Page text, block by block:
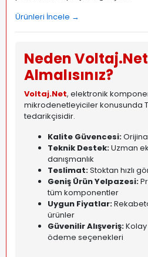
Ürünleri İncele →
Neden
Almalısınız?
Voltaj.Net, elektronik
mikrodenetleyiciler konusunda
tedarikçisidir.
Kalite Güvencesi:
Teknik Destek:Uzman
danışmanlık
Teslimat:Stoktan hızlı
Geniş Ürün Yelpazesi:
tüm komponentler
Uygun Fiyatlar:
ürünler
Güvenilir Alışveriş:
ödeme seçenekleri